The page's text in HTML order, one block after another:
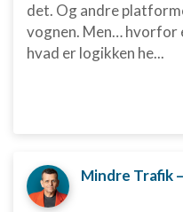
det. Og andre
vognen. Men… hvorfor
hvad er logikken he...
Mindre Trafik